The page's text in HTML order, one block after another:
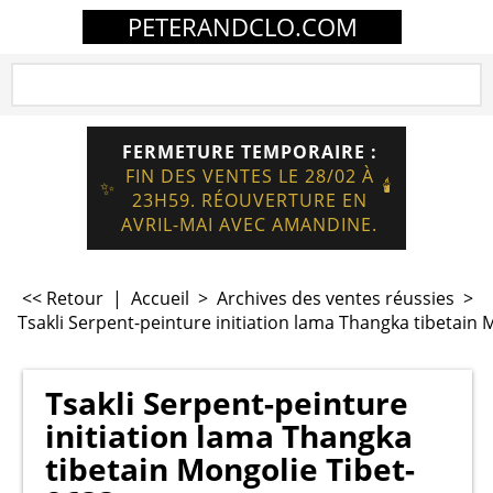
PETERANDCLO.COM
✨
FERMETURE TEMPORAIRE :
FIN DES VENTES LE 28/02 À
23H59. RÉOUVERTURE EN
AVRIL-MAI AVEC AMANDINE.
🕯️
<< Retour | Accueil > Archives des ventes réussies >
Tsakli Serpent-peinture initiation lama Thangka tibetain
Tsakli Serpent-peinture
initiation lama Thangka
tibetain Mongolie Tibet-